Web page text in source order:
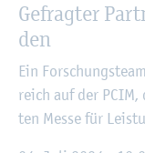
Ge­frag­ter
den
Ein
reich auf der
ten Messe für